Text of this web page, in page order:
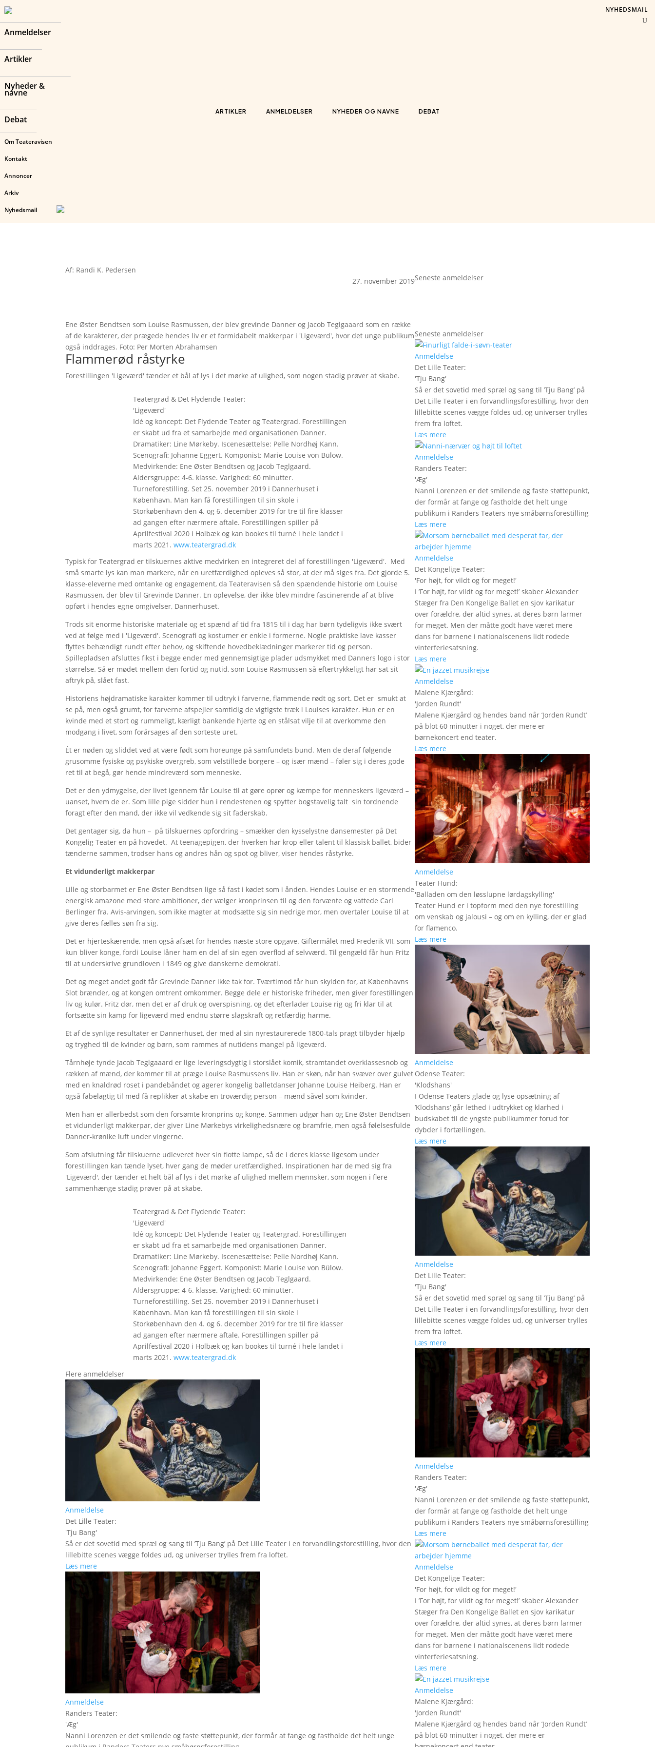
Anmeldelser
Artikler
Nyheder &
navne
Debat
Om Teateravisen
Kontakt
Annoncer
Arkiv
Nyhedsmail
ARTIKLER ANMELDELSER NYHEDER OG NAVNE DEBAT
NYHEDSMAIL
Af: Randi K. Pedersen
27. november 2019
Ene Øster Bendtsen som Louise Rasmussen, der blev grevinde Danner og Jacob Teglgaaard som en række
af de karakterer, der prægede hendes liv er et formidabelt makkerpar i 'Ligeværd', hvor det unge publikum
også inddrages. Foto: Per Morten Abrahamsen
Flammerød råstyrke
Forestillingen 'Ligeværd' tænder et bål af lys i det mørke af ulighed, som nogen stadig prøver at skabe.
Teatergrad & Det Flydende Teater:
'Ligeværd'
Idé og koncept: Det Flydende Teater og Teatergrad. Forestillingen
er skabt ud fra et samarbejde med organisationen Danner.
Dramatiker: Line Mørkeby. Iscenesættelse: Pelle Nordhøj Kann.
Scenografi: Johanne Eggert. Komponist: Marie Louise von Bülow.
Medvirkende: Ene Øster Bendtsen og Jacob Teglgaard.
Aldersgruppe: 4-6. klasse. Varighed: 60 minutter.
Turneforestilling. Set 25. november 2019 i Dannerhuset i
København. Man kan få forestillingen til sin skole i
Storkøbenhavn den 4. og 6. december 2019 for tre til fire klasser
ad gangen efter nærmere aftale. Forestillingen spiller på
Aprilfestival 2020 i Holbæk og kan bookes til turné i hele landet i
marts 2021. www.teatergrad.dk
Typisk for Teatergrad er tilskuernes aktive medvirken en integreret del af forestillingen 'Ligeværd'. Med
små smarte lys kan man markere, når en uretfærdighed opleves så stor, at der må siges fra. Det gjorde 5.
klasse-eleverne med omtanke og engagement, da Teateravisen så den spændende historie om Louise
Rasmussen, der blev til Grevinde Danner. En oplevelse, der ikke blev mindre fascinerende af at blive
opført i hendes egne omgivelser, Dannerhuset.
Trods sit enorme historiske materiale og et spænd af tid fra 1815 til i dag har børn tydeligvis ikke svært
ved at følge med i 'Ligeværd'. Scenografi og kostumer er enkle i formerne. Nogle praktiske lave kasser
flyttes behændigt rundt efter behov, og skiftende hovedbeklædninger markerer tid og person.
Spillepladsen afsluttes fikst i begge ender med gennemsigtige plader udsmykket med Danners logo i stor
størrelse. Så er mødet mellem den fortid og nutid, som Louise Rasmussen så eftertrykkeligt har sat sit
aftryk på, slået fast.
Historiens højdramatiske karakter kommer til udtryk i farverne, flammende rødt og sort. Det er smukt at
se på, men også grumt, for farverne afspejler samtidig de vigtigste træk i Louises karakter. Hun er en
kvinde med et stort og rummeligt, kærligt bankende hjerte og en stålsat vilje til at overkomme den
modgang i livet, som forårsages af den sorteste uret.
Ét er nøden og sliddet ved at være født som horeunge på samfundets bund. Men de deraf følgende
grusomme fysiske og psykiske overgreb, som velstillede borgere – og især mænd – føler sig i deres gode
ret til at begå, gør hende mindreværd som menneske.
Det er den ydmygelse, der livet igennem får Louise til at gøre oprør og kæmpe for menneskers ligeværd –
uanset, hvem de er. Som lille pige sidder hun i rendestenen og spytter bogstavelig talt sin tordnende
foragt efter den mand, der ikke vil vedkende sig sit faderskab.
Det gentager sig, da hun – på tilskuernes opfordring – smækker den kysselystne dansemester på Det
Kongelig Teater en på hovedet. At teenagepigen, der hverken har krop eller talent til klassisk ballet, bider
tænderne sammen, trodser hans og andres hån og spot og bliver, viser hendes råstyrke.
Et vidunderligt makkerpar
Lille og storbarmet er Ene Øster Bendtsen lige så fast i kødet som i ånden. Hendes Louise er en stormende
energisk amazone med store ambitioner, der vælger kronprinsen til og den forvænte og vattede Carl
Berlinger fra. Avis-arvingen, som ikke magter at modsætte sig sin nedrige mor, men overtaler Louise til at
give deres fælles søn fra sig.
Det er hjerteskærende, men også afsæt for hendes næste store opgave. Giftermålet med Frederik VII, som
kun bliver konge, fordi Louise låner ham en del af sin egen overflod af selvværd. Til gengæld får hun Fritz
til at underskrive grundloven i 1849 og give danskerne demokrati.
Det og meget andet godt får Grevinde Danner ikke tak for. Tværtimod får hun skylden for, at Københavns
Slot brænder, og at kongen omtrent omkommer. Begge dele er historiske friheder, men giver forestillingen
liv og kulør. Fritz dør, men det er af druk og overspisning, og det efterlader Louise rig og fri klar til at
fortsætte sin kamp for ligeværd med endnu større slagskraft og retfærdig harme.
Et af de synlige resultater er Dannerhuset, der med al sin nyrestaurerede 1800-tals pragt tilbyder hjælp
og tryghed til de kvinder og børn, som rammes af nutidens mangel på ligeværd.
Tårnhøje tynde Jacob Teglgaaard er lige leveringsdygtig i storslået komik, stramtandet overklassesnob og
rækken af mænd, der kommer til at præge Louise Rasmussens liv. Han er skøn, når han svæver over gulvet
med en knaldrød roset i pandebåndet og agerer kongelig balletdanser Johanne Louise Heiberg. Han er
også fabelagtig til med få replikker at skabe en troværdig person – mænd såvel som kvinder.
Men han er allerbedst som den forsømte kronprins og konge. Sammen udgør han og Ene Øster Bendtsen
et vidunderligt makkerpar, der giver Line Mørkebys virkelighedsnære og bramfrie, men også følelsesfulde
Danner-krønike luft under vingerne.
Som afslutning får tilskuerne udleveret hver sin flotte lampe, så de i deres klasse ligesom under
forestillingen kan tænde lyset, hver gang de møder uretfærdighed. Inspirationen har de med sig fra
'Ligeværd', der tænder et helt bål af lys i det mørke af ulighed mellem mennsker, som nogen i flere
sammenhænge stadig prøver på at skabe.
Teatergrad & Det Flydende Teater:
'Ligeværd'
Idé og koncept: Det Flydende Teater og Teatergrad. Forestillingen
er skabt ud fra et samarbejde med organisationen Danner.
Dramatiker: Line Mørkeby. Iscenesættelse: Pelle Nordhøj Kann.
Scenografi: Johanne Eggert. Komponist: Marie Louise von Bülow.
Medvirkende: Ene Øster Bendtsen og Jacob Teglgaard.
Aldersgruppe: 4-6. klasse. Varighed: 60 minutter.
Turneforestilling. Set 25. november 2019 i Dannerhuset i
København. Man kan få forestillingen til sin skole i
Storkøbenhavn den 4. og 6. december 2019 for tre til fire klasser
ad gangen efter nærmere aftale. Forestillingen spiller på
Aprilfestival 2020 i Holbæk og kan bookes til turné i hele landet i
marts 2021. www.teatergrad.dk
Flere anmeldelser
Anmeldelse
Det Lille Teater:
'Tju Bang'
Så er det sovetid med spræl og sang til ’Tju Bang’ på Det Lille Teater i en forvandlingsforestilling, hvor den
lillebitte scenes vægge foldes ud, og universer trylles frem fra loftet.
Læs mere
Anmeldelse
Randers Teater:
'Æg'
Nanni Lorenzen er det smilende og faste støttepunkt, der formår at fange og fastholde det helt unge
Seneste anmeldelser
Seneste anmeldelser
Anmeldelse
Det Lille Teater:
'Tju Bang'
Så er det sovetid med spræl og sang til ’Tju Bang’ på
Det Lille Teater i en forvandlingsforestilling, hvor den
lillebitte scenes vægge foldes ud, og universer trylles
frem fra loftet.
Læs mere
Anmeldelse
Randers Teater:
'Æg'
Nanni Lorenzen er det smilende og faste støttepunkt,
der formår at fange og fastholde det helt unge
publikum i Randers Teaters nye småbørnsforestilling
Læs mere
Anmeldelse
Det Kongelige Teater:
'For højt, for vildt og for meget!'
I ’For højt, for vildt og for meget!’ skaber Alexander
Stæger fra Den Kongelige Ballet en sjov karikatur
over forældre, der altid synes, at deres børn larmer
for meget. Men der måtte godt have været mere
dans for børnene i nationalscenens lidt rodede
vinterferiesatsning.
Læs mere
Anmeldelse
Malene Kjærgård:
'Jorden Rundt'
Malene Kjærgård og hendes band når ’Jorden Rundt’
på blot 60 minutter i noget, der mere er
børnekoncert end teater.
Læs mere
Anmeldelse
Teater Hund:
'Balladen om den løsslupne lørdagskylling'
Teater Hund er i topform med den nye forestilling
om venskab og jalousi – og om en kylling, der er glad
for flamenco.
Læs mere
Anmeldelse
Odense Teater:
'Klodshans'
I Odense Teaters glade og lyse opsætning af
’Klodshans’ går lethed i udtrykket og klarhed i
budskabet til de yngste publikummer forud for
dybder i fortællingen.
Læs mere
Anmeldelse
Det Lille Teater:
'Tju Bang'
Så er det sovetid med spræl og sang til ’Tju Bang’ på
Det Lille Teater i en forvandlingsforestilling, hvor den
lillebitte scenes vægge foldes ud, og universer trylles
frem fra loftet.
Læs mere
Anmeldelse
Randers Teater:
'Æg'
Nanni Lorenzen er det smilende og faste støttepunkt,
der formår at fange og fastholde det helt unge
publikum i Randers Teaters nye småbørnsforestilling
Læs mere
Anmeldelse
Det Kongelige Teater:
'For højt, for vildt og for meget!'
I ’For højt, for vildt og for meget!’ skaber Alexander
Stæger fra Den Kongelige Ballet en sjov karikatur
over forældre, der altid synes, at deres børn larmer
for meget. Men der måtte godt have været mere
dans for børnene i nationalscenens lidt rodede
vinterferiesatsning.
Læs mere
Anmeldelse
Malene Kjærgård:
'Jorden Rundt'
Malene Kjærgård og hendes band når ’Jorden Rundt’
på blot 60 minutter i noget, der mere er